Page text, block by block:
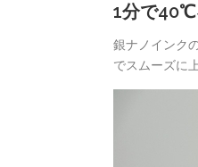
1分で40℃
銀ナノインク
でスムーズに